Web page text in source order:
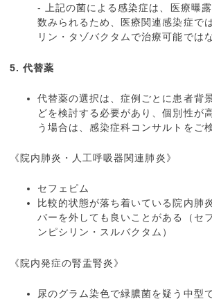
- 上記の菌による感染症は、医療曝
数みられるため、医療関連感染症で
リン・タゾバクタムで治療可能では
5. 代替薬
代替薬の選択は、症例ごとに患者背
どを検討する必要があり、個別性が
う場合は、感染症科コンサルトをご
《院内肺炎・人工呼吸器関連肺炎》
セフェピム
比較的状態が落ち着いている院内肺
バーを外しても良いことがある（セ
ンピシリン・スルバクタム）
《院内発症の腎盂腎炎》
尿のグラム染色で緑膿菌を疑う中型